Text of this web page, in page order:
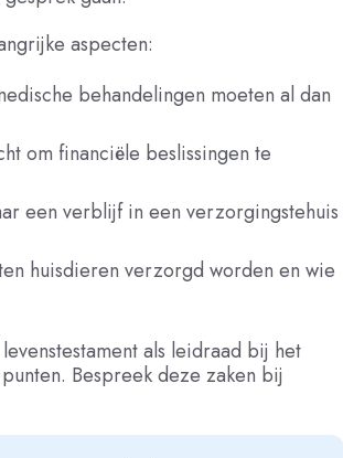
aspecten:
behandelingen moeten al dan
om financiële beslissingen te
een verblijf in een verzorgingstehuis
huisdieren verzorgd worden en wie
als leidraad bij het
Bespreek deze zaken bij